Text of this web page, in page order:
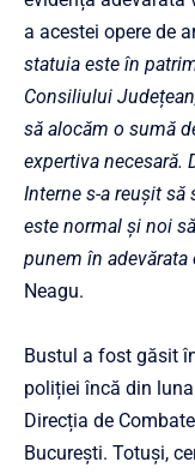
a acestei opere de
statuia este în
Consiliului
să alocăm o sumă
expertiva necesară.
Interne s-a reușit să
este normal și noi
punem în adevărata
Neagu.
Bustul a fost găsit
poliției încă din
Direcția de
București. Totuși,